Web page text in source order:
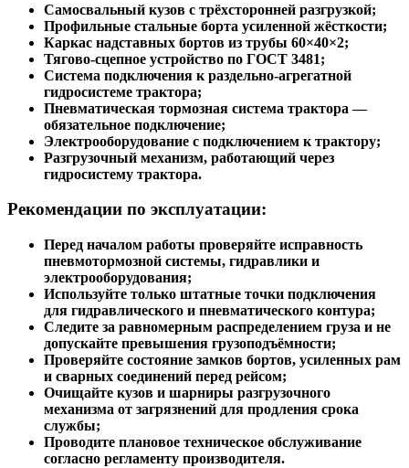
Самосвальный кузов с трёхсторонней разгрузкой;
Профильные стальные борта усиленной жёсткости;
Каркас надставных бортов из трубы 60×40×2;
Тягово-сцепное устройство по ГОСТ 3481;
Система подключения к раздельно-агрегатной
гидросистеме трактора;
Пневматическая тормозная система трактора —
обязательное подключение;
Электрооборудование с подключением к трактору;
Разгрузочный механизм, работающий через
гидросистему трактора.
Рекомендации по эксплуатации:
Перед началом работы проверяйте исправность
пневмотормозной системы, гидравлики и
электрооборудования;
Используйте только штатные точки подключения
для гидравлического и пневматического контура;
Следите за равномерным распределением груза и не
допускайте превышения грузоподъёмности;
Проверяйте состояние замков бортов, усиленных рам
и сварных соединений перед рейсом;
Очищайте кузов и шарниры разгрузочного
механизма от загрязнений для продления срока
службы;
Проводите плановое техническое обслуживание
согласно регламенту производителя.